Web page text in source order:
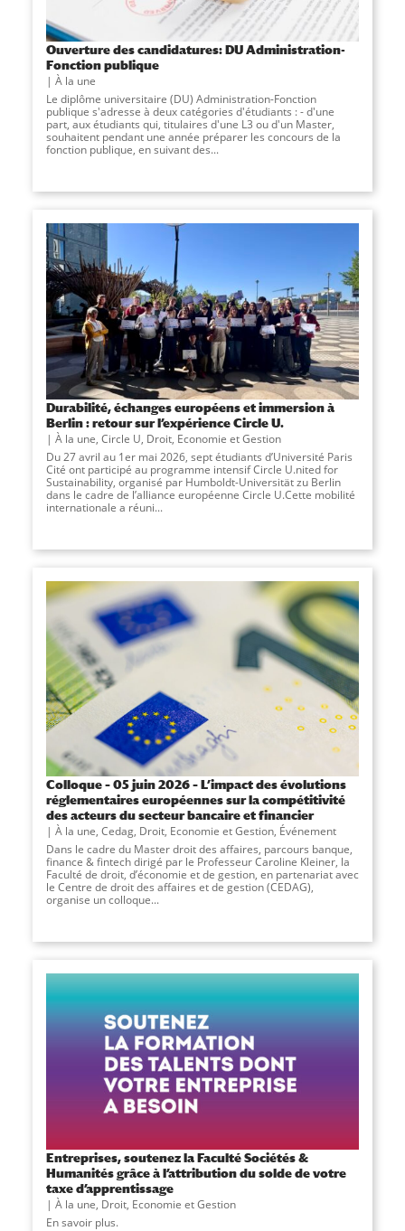
Ouverture des candidatures: DU Administration-
Fonction publique
À la une
Le diplôme universitaire (DU) Administration-Fonction
publique s'adresse à deux catégories d'étudiants : - d'une
part, aux étudiants qui, titulaires d'une L3 ou d'un Master,
souhaitent pendant une année préparer les concours de la
fonction publique, en suivant des...
Durabilité, échanges européens et immersion à
Berlin : retour sur l’expérience Circle U.
À la une, Circle U, Droit, Economie et Gestion
Du 27 avril au 1er mai 2026, sept étudiants d’Université Paris
Cité ont participé au programme intensif Circle U.nited for
Sustainability, organisé par Humboldt-Universität zu Berlin
dans le cadre de l’alliance européenne Circle U.Cette mobilité
internationale a réuni...
Colloque – 05 juin 2026 – L’impact des évolutions
réglementaires européennes sur la compétitivité
des acteurs du secteur bancaire et financier
À la une, Cedag, Droit, Economie et Gestion, Événement
Dans le cadre du Master droit des affaires, parcours banque,
finance & fintech dirigé par le Professeur Caroline Kleiner, la
Faculté de droit, d’économie et de gestion, en partenariat avec
le Centre de droit des affaires et de gestion (CEDAG),
organise un colloque...
Entreprises, soutenez la Faculté Sociétés &
Humanités grâce à l’attribution du solde de votre
taxe d’apprentissage
À la une, Droit, Economie et Gestion
En savoir plus.